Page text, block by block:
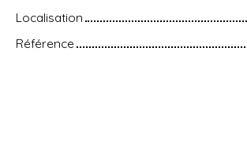
Localisation
Référence